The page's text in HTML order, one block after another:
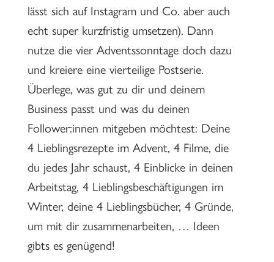
lässt sich auf Instagram und Co. aber auch
echt super kurzfristig umsetzen). Dann
nutze die vier Adventssonntage doch dazu
und kreiere eine vierteilige Postserie.
Überlege, was gut zu dir und deinem
Business passt und was du deinen
Follower:innen mitgeben möchtest: Deine
4 Lieblingsrezepte im Advent, 4 Filme, die
du jedes Jahr schaust, 4 Einblicke in deinen
Arbeitstag, 4 Lieblingsbeschäftigungen im
Winter, deine 4 Lieblingsbücher, 4 Gründe,
um mit dir zusammenarbeiten, … Ideen
gibts es genügend!